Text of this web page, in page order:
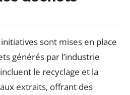
sont mises en place
générés par l’industrie
le recyclage et la
extraits, offrant des